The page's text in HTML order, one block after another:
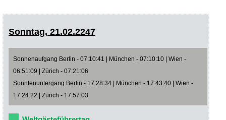
Sonntag, 21.02.2247
Sonnenaufgang Berlin - 07:10:41 | München - 07:10:10 | Wien -
06:51:09 | Zürich - 07:21:06
Sonntenuntergang Berlin - 17:28:34 | München - 17:43:40 | Wien -
17:24:22 | Zürich - 17:57:03